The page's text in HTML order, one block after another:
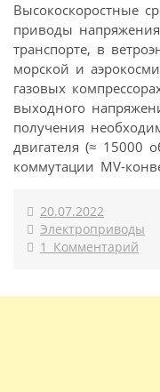
Высокоскоростные
приводы
транспорте, в
морской и
газовых
выходного
получения
двигателя (≈ 15000
коммутации MV-
20.07.2022
Электроприводы
1 Комментарий